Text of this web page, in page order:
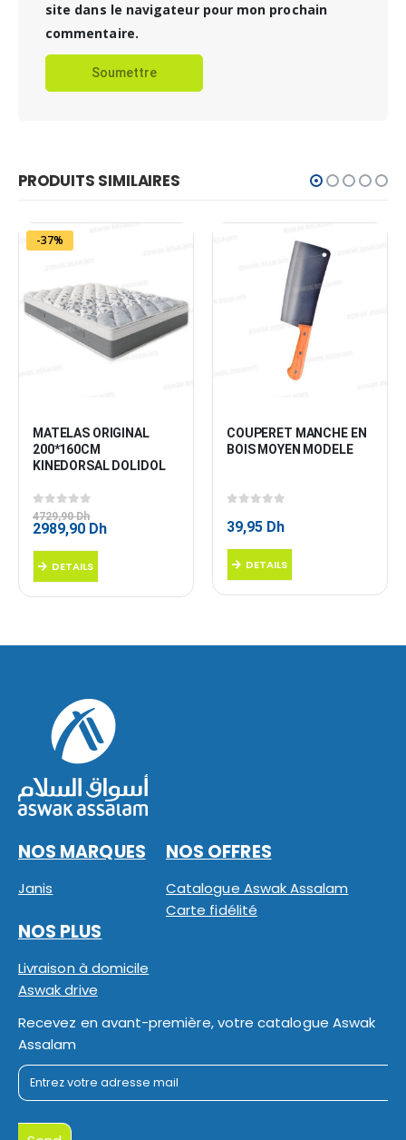
site dans le navigateur pour mon prochain
commentaire.
PRODUITS SIMILAIRES
-37%
MATELAS ORIGINAL
200*160CM
KINEDORSAL DOLIDOL
0sur 5
4729,90Dh
Le
était :
4729,90 Dh.
2989,90 DhLe
DETAILS
COUPERET MANCHE EN
BOIS MOYEN MODELE
39,95 Dh
DETAILS
NOS MARQUES
Janis
NOS OFFRES
Catalogue Aswak Assalam
Carte fidélité
NOS PLUS
Livraison à domicile
Aswak drive
Recevez en avant-première, votre catalogue Aswak
Assalam